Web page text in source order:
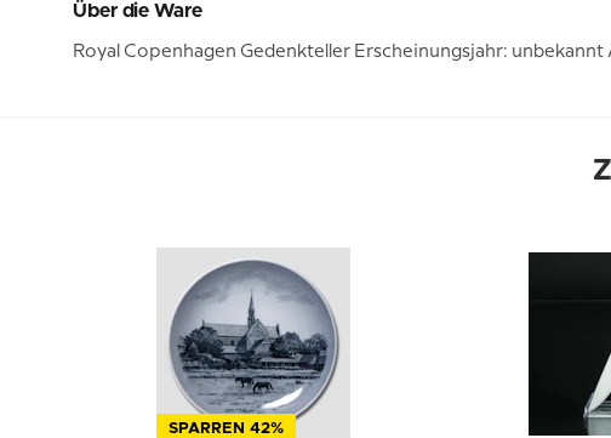
Über die Ware
Royal Copenhagen Gedenkteller Erscheinungsjahr:
SPARREN 42%